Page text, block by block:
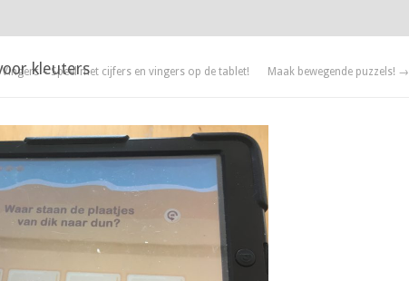
kleuters
– Speel met cijfers en vingers op de tablet! Maak bewegende puzzels! →